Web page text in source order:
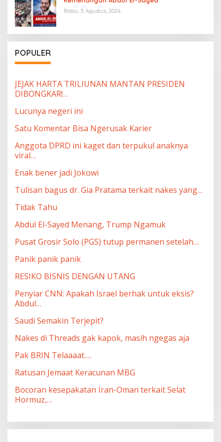
Rabu, 5 Agustus, 2026
POPULER
JEJAK HARTA TRILIUNAN MANTAN PRESIDEN
DIBONGKAR!…
Lucunya negeri ini
Satu Komentar Bisa Ngerusak Karier
Anggota DPRD ini kaget dan terpukul anaknya
viral…
Enak bener jadi Jokowi
Tulisan bagus dr. Gia Pratama terkait nakes yang…
Tidak Tahu
Abdul El-Sayed Menang, Trump Ngamuk
Pusat Grosir Solo (PGS) tutup permanen setelah…
Panik panik panik
RESIKO BISNIS DENGAN UTANG
Penyiar CNN: Apakah Israel berhak untuk eksis?
Abdul…
Saudi Semakin Terjepit?
Nakes di Threads gak kapok, masih ngegas aja
Pak BRIN Telaaaat….
Ratusan Jemaat Keracunan MBG
Bocoran kesepakatan Iran-Oman terkait Selat
Hormuz,…